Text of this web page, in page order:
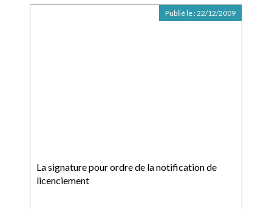
La signature pour ordre de la notification de
licenciement
Publié le :22/12/2009